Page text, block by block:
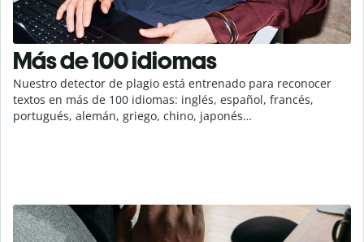
Más de 100 idiomas
Nuestro detector de plagio está entrenado para reconocer
textos en más de 100 idiomas: inglés, español, francés,
portugués, alemán, griego, chino, japonés…